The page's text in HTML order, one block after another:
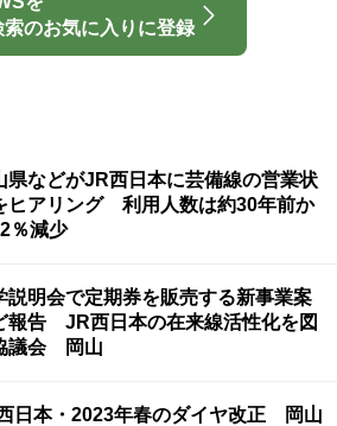
のお気に入りに登録
県などがJR西日本に芸備線の営業状
ヒアリング 利用人数は約30年前か
％減少
説明会で定期券を販売する新事業案
報告 JR西日本の在来線活性化を図
議会 岡山
日本・2023年春のダイヤ改正 岡山